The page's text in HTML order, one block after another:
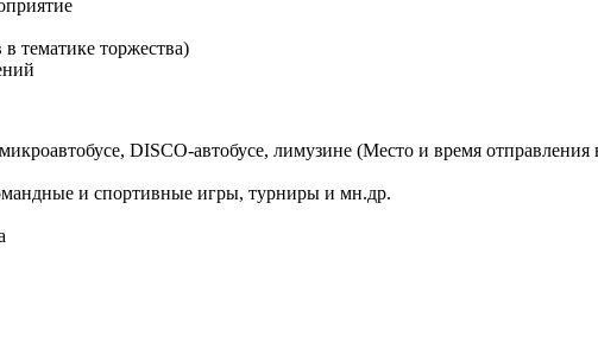
тематике торжества)
DISCO-автобусе, лимузине (Место и время
и спортивные игры, турниры и мн.др.